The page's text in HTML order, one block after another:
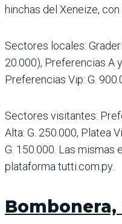
hinchas del Xeneize,
Sectores locales:
20.000), Preferencias A
Preferencias Vip: G.
Sectores visitantes:
Alta: G. 250.000, Platea
G. 150.000. Las mismas
plata­forma tutti.com.py.
Bombonera,